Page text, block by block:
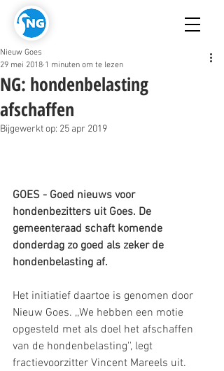
NG: hondenbelasting
afschaffen
Nieuw Goes
29 mei 2018 1 minuten om te lezen
Bijgewerkt op: 25 apr 2019
GOES - Goed nieuws voor
hondenbezitters uit Goes. De
gemeenteraad schaft komende
donderdag zo goed als zeker de
hondenbelasting af.
Het initiatief daartoe is genomen door
Nieuw Goes. ,,We hebben een motie
opgesteld met als doel het afschaffen
van de hondenbelasting'', legt
fractievoorzitter Vincent Mareels uit.